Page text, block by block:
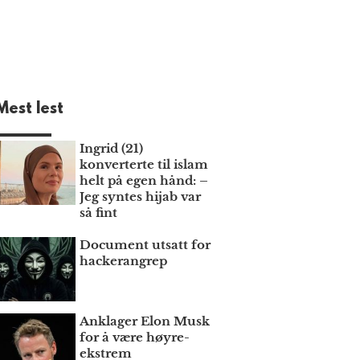
lest
Ingrid (21)
konverterte til islam
helt på egen hånd: –
Jeg syntes hijab var
så fint
Document utsatt for
hackerangrep
Anklager Elon Musk
for å være høyre­
ekstrem